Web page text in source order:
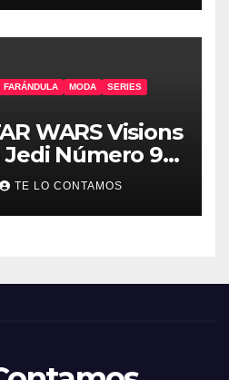
FARÁNDULA MODA
SERIES
WARS Visions
Jedi Número 9 |
TE LO CONTAMOS